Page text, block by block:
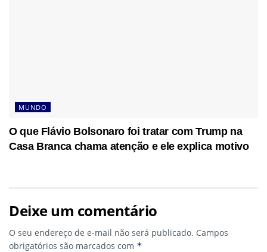
MUNDO
O que Flávio Bolsonaro foi tratar com Trump na
Casa Branca chama atenção e ele explica motivo
Deixe um comentário
O seu endereço de e-mail não será publicado. Campos
obrigatórios são marcados com *